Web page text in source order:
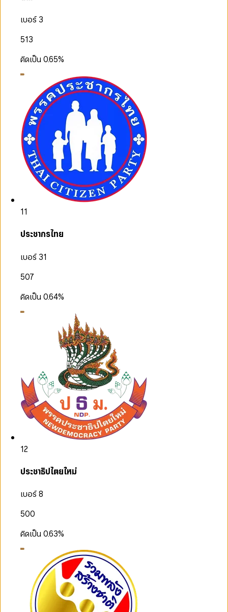
เบอร์ 3
513
คิดเป็น0.65%
11
ประชากรไทย
เบอร์ 31
507
คิดเป็น0.64%
12
ประชาธิปไตยใหม่
เบอร์ 8
500
คิดเป็น0.63%